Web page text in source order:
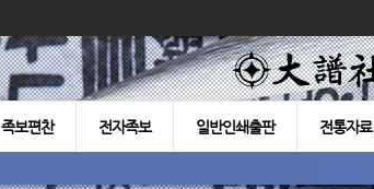
족보편찬 전자족보 일반인쇄출판 전통자료